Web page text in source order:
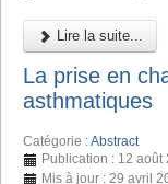
Lire la suite...
La prise en
asthmatiques
Catégorie :Abstract
Publication : 12 août
Mis à jour : 29 avril